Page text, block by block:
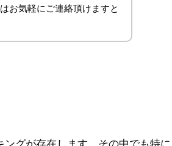
お気軽にご連絡頂けますと
グが存在します。その中でも特に